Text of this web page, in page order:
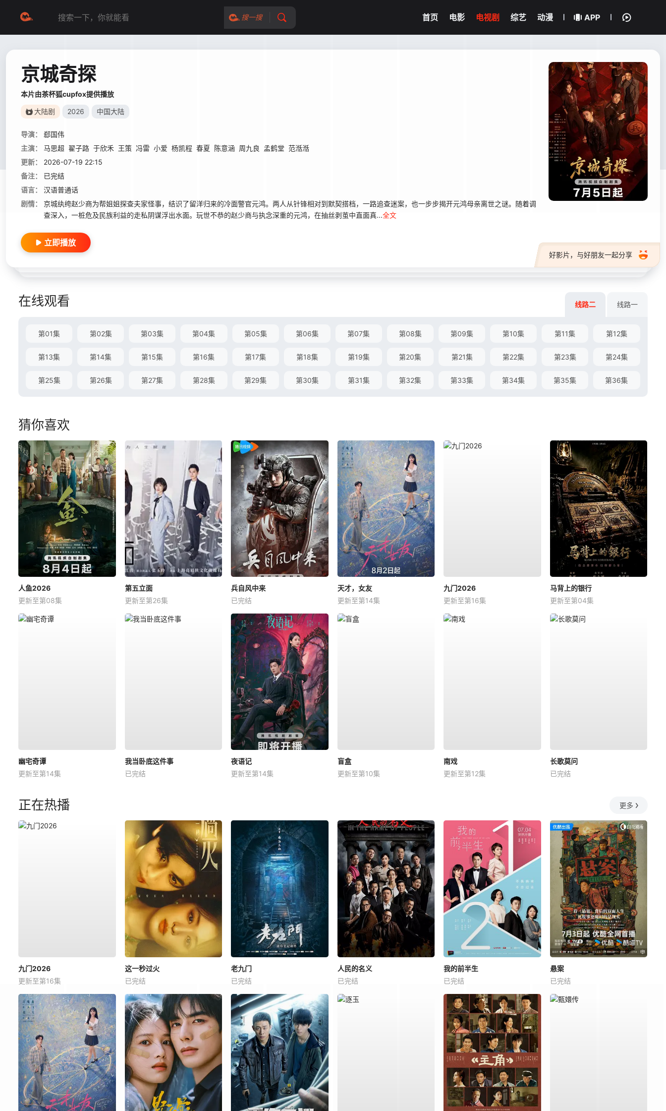
搜一搜 首页 电影 电视剧 综艺 动漫 APP
京城奇探
本片由茶杯狐cupfox提供播放
大陆剧 2026 中国大陆
导演：
郄国伟
主演：
马思超 翟子路 于欣禾 王策 冯雷 小爱 杨凯程 春夏 陈意涵 周九良 孟鹤堂 范湉湉
更新：
2026-07-19 22:15
备注：
已完结
语言：
汉语普通话
剧情：
京城纨绔赵少商为帮姐姐探查夫家怪事，结识了留洋归来的冷面警官元鸿。两人从针锋相对到默契搭档，一路追查迷案，也一步步揭开元鸿母亲离世之谜。随着调
查深入，一桩危及民族利益的走私阴谋浮出水面。玩世不恭的赵少商与执念深重的元鸿，在抽丝剥茧中直面真...全文
好影片，与好朋友一起分享
立即播放
在线观看 线路二 线路一
第01集 第02集 第03集 第04集 第05集 第06集 第07集 第08集 第09集 第10集 第11集 第12集
第13集 第14集 第15集 第16集 第17集 第18集 第19集 第20集 第21集 第22集 第23集 第24集
第25集 第26集 第27集 第28集 第29集 第30集 第31集 第32集 第33集 第34集 第35集 第36集
猜你喜欢
人鱼2026
更新至第08集
第五立面
更新至第26集
兵自风中来
已完结
天才，女友
更新至第14集
九门2026
更新至第16集
马背上的银行
更新至第04集
幽宅奇谭
更新至第14集
我当卧底这件事
已完结
夜语记
更新至第14集
盲盒
更新至第10集
南戏
更新至第12集
长歌莫问
已完结
正在热播 更多
九门2026
更新至第16集
这一秒过火
已完结
老九门
已完结
人民的名义
已完结
我的前半生
已完结
悬案
已完结